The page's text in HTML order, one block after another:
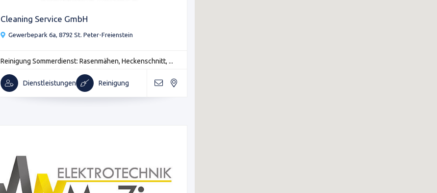
Cleaning Service GmbH
Gewerbepark 6a, 8792 St. Peter-Freienstein
Reinigung Sommerdienst: Rasenmähen, Heckenschnitt, ...
Dienstleistungen Reinigung